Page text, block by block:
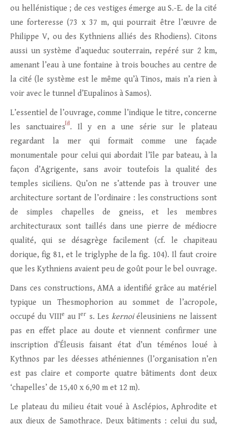
ou hellénistique ; de ces vestiges émerge au S.-E. de la cité
une forteresse (73 x 37 m, qui pourrait être l’œuvre de
Philippe V, ou des Kythniens alliés des Rhodiens). Citons
aussi un système d’aqueduc souterrain, repéré sur 2 km,
amenant l’eau à une fontaine à trois bouches au centre de
la cité (le système est le même qu’à Tinos, mais n’a rien à
voir avec le tunnel d’Eupalinos à Samos).
L’essentiel de l’ouvrage, comme l’indique le titre, concerne
les sanctuaires[2]. Il y en a une série sur le plateau
regardant la mer qui formait comme une façade
monumentale pour celui qui abordait l’île par bateau, à la
façon d’Agrigente, sans avoir toutefois la qualité des
temples siciliens. Qu’on ne s’attende pas à trouver une
architecture sortant de l’ordinaire : les constructions sont
de simples chapelles de gneiss, et les membres
architecturaux sont taillés dans une pierre de médiocre
qualité, qui se désagrège facilement (cf. le chapiteau
dorique, fig 81, et le triglyphe de la fig. 104). Il faut croire
que les Kythniens avaient peu de goût pour le bel ouvrage.
Dans ces constructions, AMA a identifié grâce au matériel
typique un Thesmophorion au sommet de l’acropole,
occupé du VIIIe au Ier s. Leskernoiéleusiniens ne laissent
pas en effet place au doute et viennent confirmer une
inscription d’Éleusis faisant état d’un téménos loué à
Kythnos par les déesses athéniennes (l’organisation n’en
est pas claire et comporte quatre bâtiments dont deux
‘chapelles’ de 15,40 x 6,90 m et 12 m).
Le plateau du milieu était voué à Asclépios, Aphrodite et
aux dieux de Samothrace. Deux bâtiments : celui du sud,